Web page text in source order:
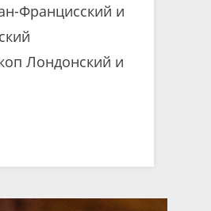
Францисский и
Лондонский и